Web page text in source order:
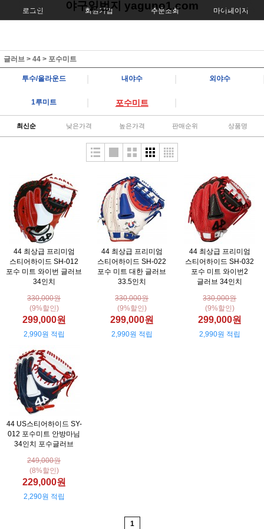
로그인 회원가입 주문조회 마이페이지
야구일번지 yaguno1.com
글러브 > 44 > 포수미트
투수/올라운드 내야수 외야수
1루미트 포수미트
최신순 낮은가격 높은가격 판매순위 상품명
44 최상급 프리미엄
스티어하이드 SH-012
포수 미트 와이번 글러브
34인치
330,000원
(9%할인)
299,000원
2,990원 적립
44 최상급 프리미엄
스티어하이드 SH-022
포수 미트 대한 글러브
33.5인치
330,000원
(9%할인)
299,000원
2,990원 적립
44 최상급 프리미엄
스티어하이드 SH-032
포수 미트 와이번2
글러브 34인치
330,000원
(9%할인)
299,000원
2,990원 적립
44 US스티어하이드 SY-
012 포수미트 안방마님
34인치 포수글러브
249,000원
(8%할인)
229,000원
2,290원 적립
1